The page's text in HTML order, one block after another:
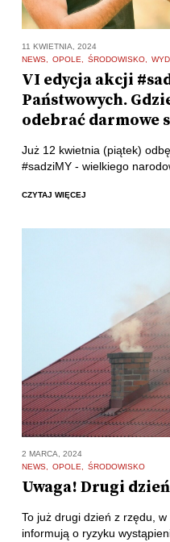
11 KWIETNIA, 2024
NEWS
OPOLE ŚRODOWISKO
VI edycja akcji
Państwowych.
odebrać darmowe
Już 12 kwietnia (piątek)
#sadziMY - wielkiego
CZYTAJ WIĘCEJ
2 MARCA, 2024
NEWS
OPOLE ŚRODOWISKO
Uwaga! Drugi
To już drugi dzień z rzędu, w
informują o ryzyku